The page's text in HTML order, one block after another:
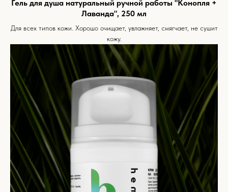
Гель для душа натуральный ручной работы "Конопля +
Лаванда", 250 мл
Для всех типов кожи. Хорошо очищает, увлажняет, смягчает, не сушит
кожу.